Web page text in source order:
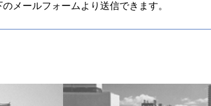
メールフォームより送信できます。